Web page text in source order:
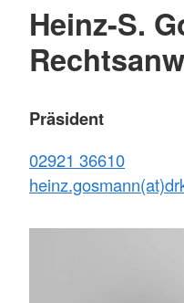
Heinz-S.
Präsident
02921 36610